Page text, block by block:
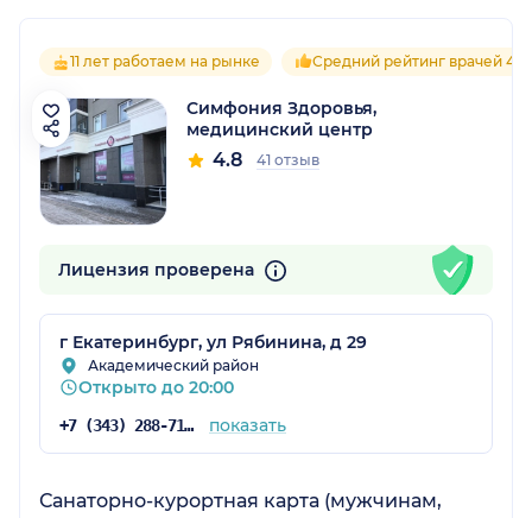
11 лет работаем на рынке Средний рейтинг врачей 4.8
Симфония Здоровья,
медицинский центр
4.8 41 отзыв
Лицензия проверена
г Екатеринбург, ул Рябинина, д 29
Академический район
Открыто до 20:00
+7 (343) 288-71-97 показать
Санаторно-курортная карта (мужчинам,